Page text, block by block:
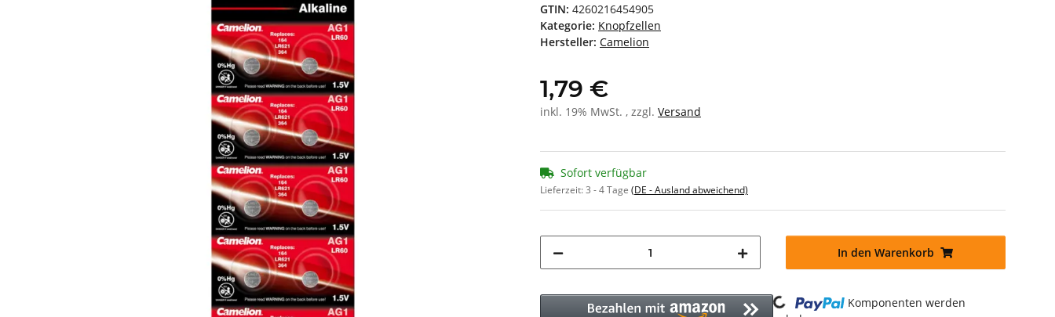
GTIN: 4260216454905
Kategorie: Knopfzellen
Hersteller: Camelion
1,79 €
inkl. 19% MwSt. , zzgl. Versand
Sofort verfügbar
Lieferzeit:3 - 4 Tage (DE - Ausland abweichend)
In den Warenkorb
Loading...
Komponenten werden